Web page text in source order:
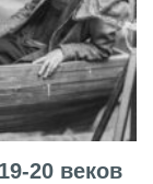
20 веков